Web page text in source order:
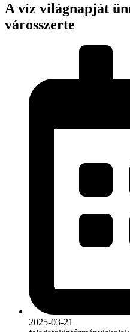
A víz világnapját
városszerte
2025-03-21